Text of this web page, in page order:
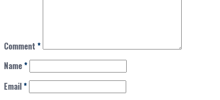
Comment *
Name*
Email*